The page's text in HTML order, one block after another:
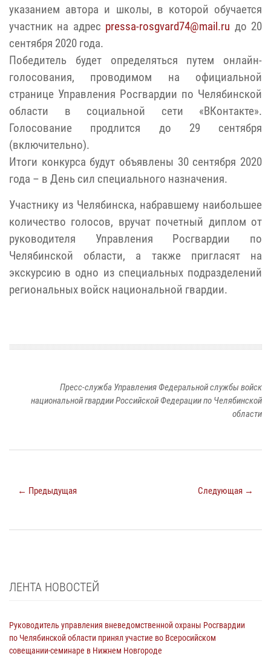
указанием автора и школы, в которой обучается
участник на адрес pressa-rosgvard74@mail.ru до 20
сентября 2020 года.
Победитель будет определяться путем онлайн-
голосования, проводимом на официальной
странице Управления Росгвардии по Челябинской
области в социальной сети «ВКонтакте».
Голосование продлится до 29 сентября
(включительно).
Итоги конкурса будут объявлены 30 сентября 2020
года – в День сил специального назначения.
Участнику из Челябинска, набравшему наибольшее
количество голосов, вручат почетный диплом от
руководителя Управления Росгвардии по
Челябинской области, а также пригласят на
экскурсию в одно из специальных подразделений
региональных войск национальной гвардии.
Пресс-служба Управления Федеральной службы войск
национальной гвардии Российской Федерации по Челябинской
области
← Предыдущая Следующая →
ЛЕНТА НОВОСТЕЙ
Руководитель управления вневедомственной охраны Росгвардии
по Челябинской области принял участие во Всеросийском
совещании-семинаре в Нижнем Новгороде